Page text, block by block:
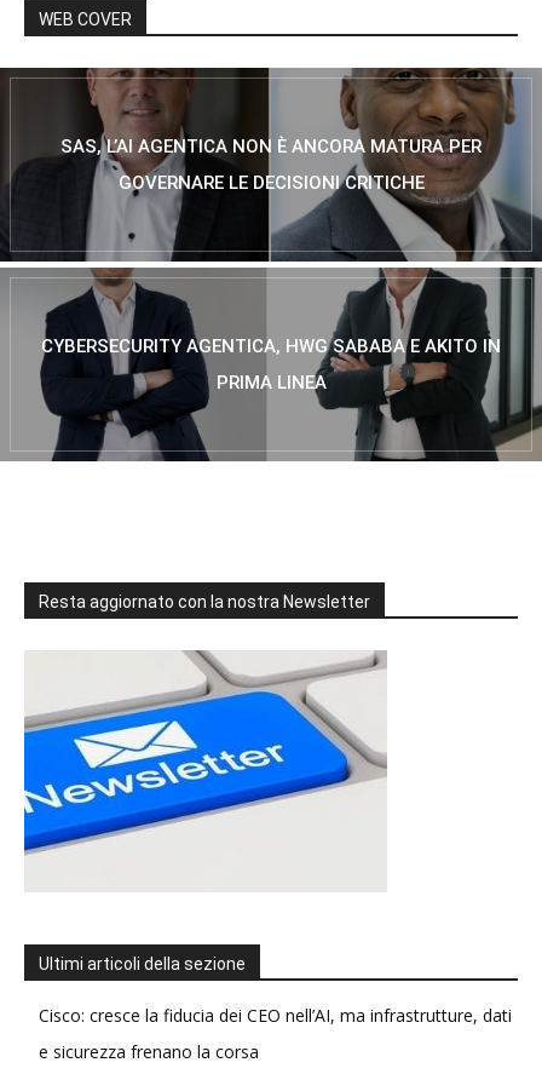
WEB COVER
SAS, L’AI AGENTICA NON È ANCORA MATURA PER
GOVERNARE LE DECISIONI CRITICHE
CYBERSECURITY AGENTICA, HWG SABABA E AKITO IN
PRIMA LINEA
Resta aggiornato con la nostra Newsletter
Ultimi articoli della sezione
Cisco: cresce la fiducia dei CEO nell’AI, ma infrastrutture, dati
e sicurezza frenano la corsa